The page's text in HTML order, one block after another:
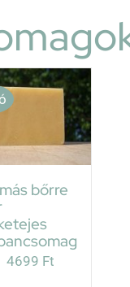
bőrre
Original
4699 Ft